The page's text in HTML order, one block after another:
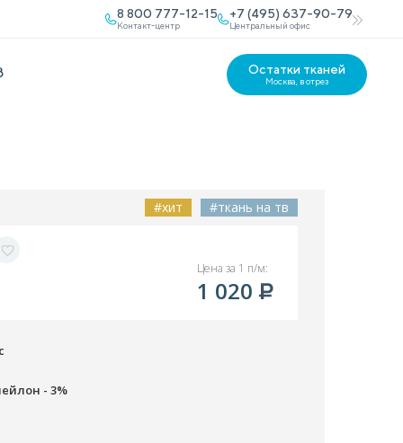
8 800 777-12-15
Контакт-центр
+7 (495) 637-90-79
Центральный офис
Остатки тканей
Москва, в отрез
#хит #ткань на тв
Цена за 1 п/м:
1 020
- 3%